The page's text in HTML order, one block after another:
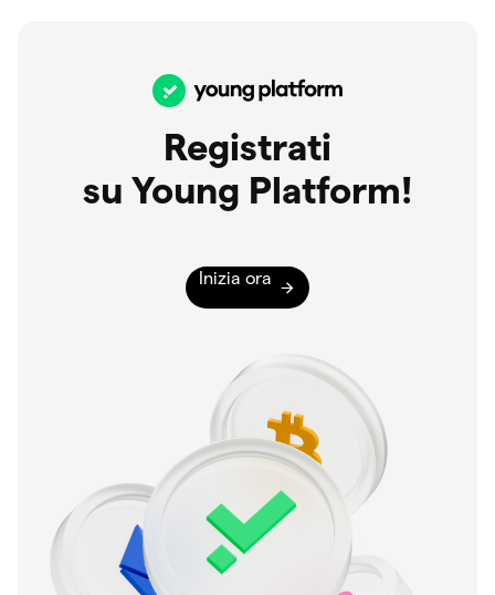
Registrati
su Young Platform!
Inizia ora